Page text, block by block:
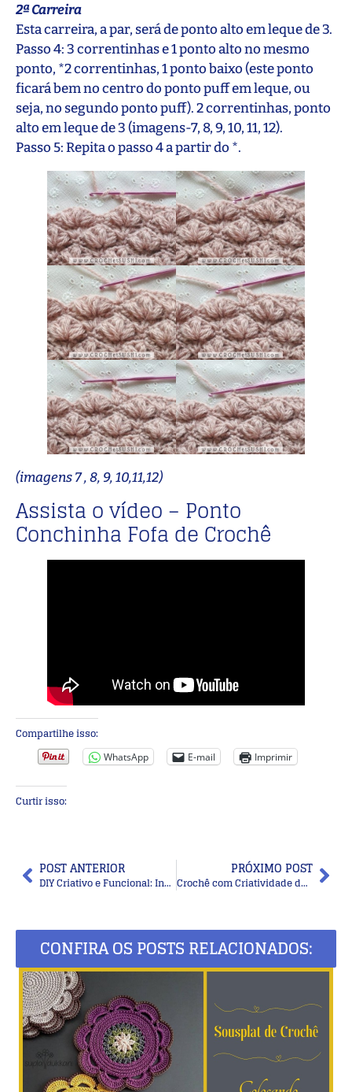
2ª Carreira
Esta carreira, a par, será de ponto alto em leque de 3.
Passo 4: 3 correntinhas e 1 ponto alto no mesmo
ponto, *2 correntinhas, 1 ponto baixo (este ponto
ficará bem no centro do ponto puff em leque, ou
seja, no segundo ponto puff). 2 correntinhas, ponto
alto em leque de 3 (imagens-7, 8, 9, 10, 11, 12).
Passo 5: Repita o passo 4 a partir do *.
(imagens 7 , 8, 9, 10,11,12)
Assista o vídeo – Ponto
Conchinha Fofa de Crochê
Compartilhe isso:
WhatsApp E-mail Imprimir
Curtir isso:
POST ANTERIOR
DIY Criativo e Funcional: Inspirações com Cerâmica, Madeira, Tecido e Fios
PRÓXIMO POST
Crochê com Criatividade de Fazer Inveja: 28 Ideias Talentosas para Lucrar e Encantar
CONFIRA OS POSTS RELACIONADOS: